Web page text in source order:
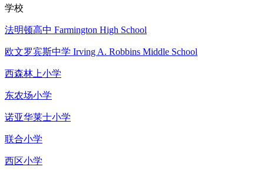
学校
法明顿高中 Farmington High School
欧文罗宾斯中学 Irving A. Robbins Middle School
西森林上小学
东农场小学
诺亚华莱士小学
联合小学
西区小学